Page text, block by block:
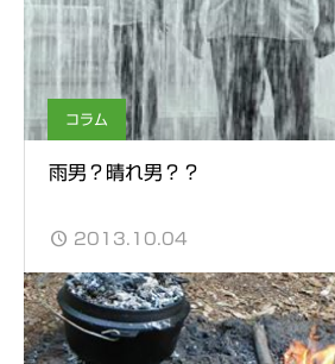
コラム
雨男？晴れ男？？
2013.10.04